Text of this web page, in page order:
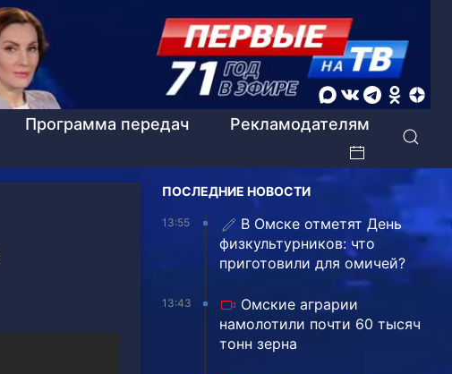
Программа передач
Рекламодателям
ПОСЛЕДНИЕ НОВОСТИ
13:55
В Омске отметят День
физкультурников: что
приготовили для омичей?
13:43
Омские аграрии
намолотили почти 60 тысяч
тонн зерна